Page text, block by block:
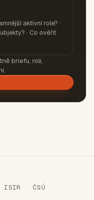
aktivní role? ·
· Co ověřit
briefu, rolí,
· ČSÚ